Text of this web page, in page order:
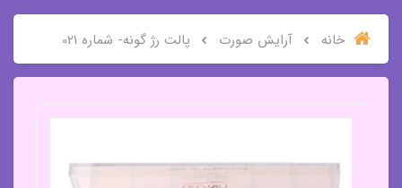
خانه آرایش صورت پالت رژ گونه- شماره 021